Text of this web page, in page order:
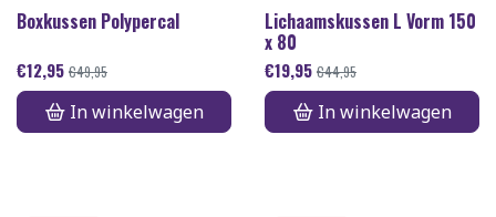
Boxkussen Polypercal
€12,95 €49,95
In winkelwagen
Lichaamskussen L Vorm 150
x 80
€19,95 €44,95
In winkelwagen